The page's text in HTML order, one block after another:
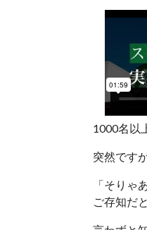
1000名以
突然です
「そりゃ
ご存知だ